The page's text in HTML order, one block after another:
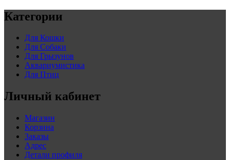
Категории
Для Кошки
Для Собаки
Для Грызунов
Аквариумистика
Для Птиц
Личный кабинет
Магазин
Корзина
Заказы
Адрес
Детали профиля